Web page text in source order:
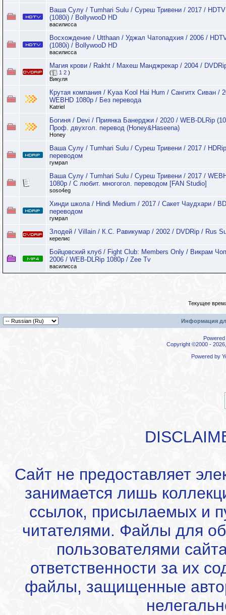
Ваша Сулу / Tumhari Sulu / Суреш Тривени / 2017 /
(1080i) / BollywooD HD
василисса
Восхождение / Utthaan / Уджал Чатопадхия / 2006 /
(1080i) / BollywooD HD
василисса
Магия крови / Rakht / Махеш Манджрекар / 2004 /
( 1 2 )
Викуля
Крутая компания / Kyaa Kool Hai Hum / Сангитх Сиван /
WEBHD 1080p / Без перевода
Katriel
Богиня / Devi / Приянка Банерджи / 2020 / WEB-DLRip
Проф. двухгол. перевод (Honey&Haseena)
Honey
Ваша Сулу / Tumhari Sulu / Суреш Тривени / 2017 /
переводом
гумрал
Ваша Сулу / Tumhari Sulu / Суреш Тривени / 2017 /
1080p / С любит. многогол. переводом [FAN Studio]
soso4eg
Хинди школа / Hindi Medium / 2017 / Сакет Чаудхари /
переводом
гумрал
Злодей / Villain / К.С. Равикумар / 2002 / DVDRip / Rus
керелис
Бойцовский клуб / Fight Club: Members Only / Викрам
2006 / WEB-DLRip 1080p / Zee Tv
василисса
Текущее
Информация
Copyright ©2000 -
Powered by
Сайт не предоставляет
занимается лишь
ссылок, присылаемых и
читателями. Файлы для
пользователями
ответственности за их
файлы, защищенные